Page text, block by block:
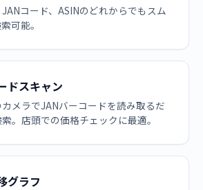
コード、ASINのどれからでもスム
可能。
ドスキャン
メラでJANバーコードを読み取るだ
。店頭での価格チェックに最適。
グラフ